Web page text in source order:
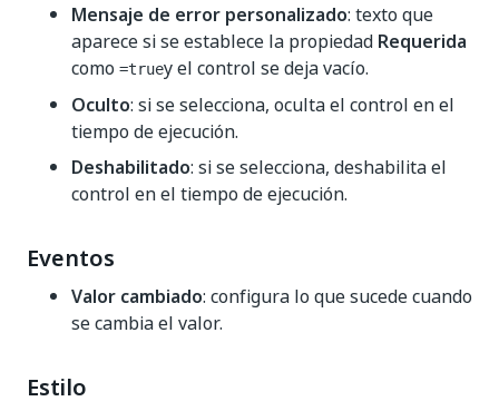
Mensaje de error personalizado: texto que
aparece si se establece la propiedad Requerida
como =truey el control se deja vacío.
Oculto: si se selecciona, oculta el control en el
tiempo de ejecución.
Deshabilitado: si se selecciona, deshabilita el
control en el tiempo de ejecución.
Eventos
Valor cambiado: configura lo que sucede cuando
se cambia el valor.
Estilo